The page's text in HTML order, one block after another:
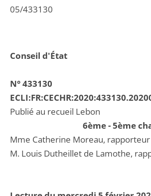
Conseil d'État
N° 433130
Publié au recueil Lebon
6ème - 5ème
Mme Catherine Moreau, rapporteur
M. Louis Dutheillet de Lamothe,
05/433130